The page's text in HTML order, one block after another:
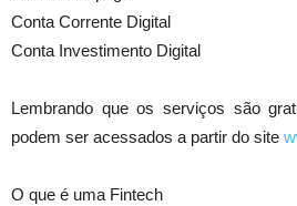
Conta Corrente Digital
Conta Investimento Digital
Lembrando que os serviços são
podem ser acessados a partir do site
O que é uma Fintech